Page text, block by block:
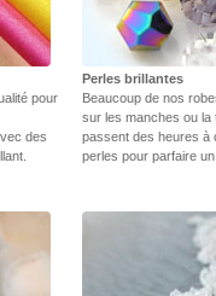
pour
des
Perles brillantes
Beaucoup de nos
sur les manches ou la
passent des heures à
perles pour parfaire